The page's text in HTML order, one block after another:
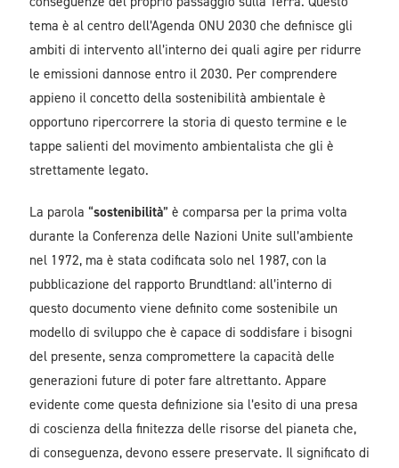
tema è al centro dell’Agenda ONU 2030 che definisce gli
ambiti di intervento all’interno dei quali agire per ridurre
le emissioni dannose entro il 2030. Per comprendere
appieno il concetto della sostenibilità ambientale è
opportuno ripercorrere la storia di questo termine e le
tappe salienti del movimento ambientalista che gli è
strettamente legato.
La parola “sostenibilità” è comparsa per la prima volta
durante la Conferenza delle Nazioni Unite sull’ambiente
nel 1972, ma è stata codificata solo nel 1987, con la
pubblicazione del rapporto Brundtland: all’interno di
questo documento viene definito come sostenibile un
modello di sviluppo che è capace di soddisfare i bisogni
del presente, senza compromettere la capacità delle
generazioni future di poter fare altrettanto. Appare
evidente come questa definizione sia l’esito di una presa
di coscienza della finitezza delle risorse del pianeta che,
di conseguenza, devono essere preservate. Il significato di